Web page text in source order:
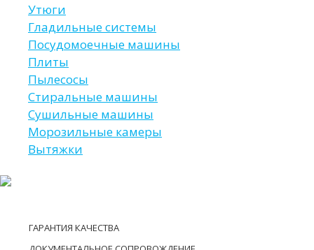
Утюги
Гладильные системы
Посудомоечные машины
Плиты
Пылесосы
Стиральные машины
Сушильные машины
Морозильные камеры
Вытяжки
ГАРАНТИЯ КАЧЕСТВА